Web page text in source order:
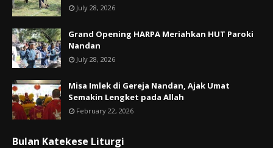
July 28, 2026
Grand Opening HARPA Meriahkan HUT Paroki
Nandan
July 28, 2026
Misa Imlek di Gereja Nandan, Ajak Umat
Semakin Lengket pada Allah
February 22, 2026
Bulan Katekese Liturgi